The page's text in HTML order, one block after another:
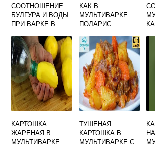
СООТНОШЕНИЕ
БУЛГУРА И ВОДЫ
ПРИ ВАРКЕ В
КАК В
МУЛЬТИВАРКЕ
ПОЛАРИС
КАРТОШКА
ЖАРЕНАЯ В
МУЛЬТИВАРКЕ
ТУШЕНАЯ
КАРТОШКА В
МУЛЬТИВАРКЕ С